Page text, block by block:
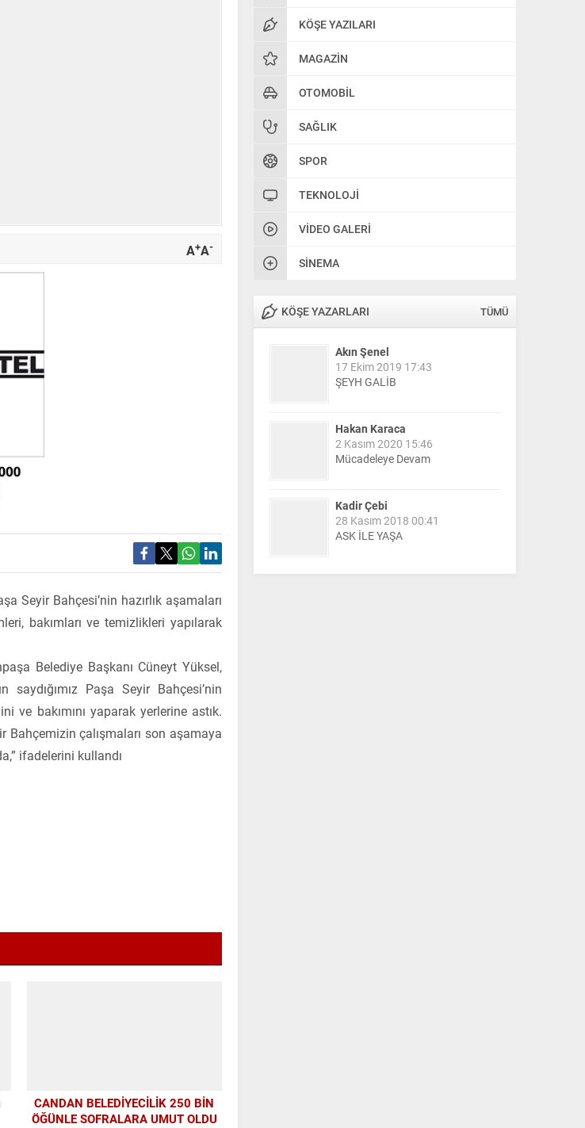
KÖŞE YAZILARI
MAGAZIN
OTOMOBIL
SAĞLIK
SPOR
TEKNOLOJI
VIDEO GALERI
SINEMA
KÖŞE YAZARLARI TÜMÜ
Akın Şenel
17 Ekim 2019 17:43
ŞEYH GALİB
Hakan Karaca
2 Kasım 2020 15:46
Mücadeleye Devam
Kadir Çebi
28 Kasım 2018 00:41
ASK İLE YAŞA
A+A-
Seyir Bahçesi’nin hazırlık aşamaları
bakımları ve temizlikleri yapılarak
Belediye Başkanı Cüneyt Yüksel,
Paşa Seyir Bahçesi’nin
bakımını yaparak yerlerine astık.
Bahçemizin çalışmaları son aşamaya
ifadelerini kullandı
CANDAN BELEDİYECİLİK 250 BİN
ÖĞÜNLE SOFRALARA UMUT OLDU